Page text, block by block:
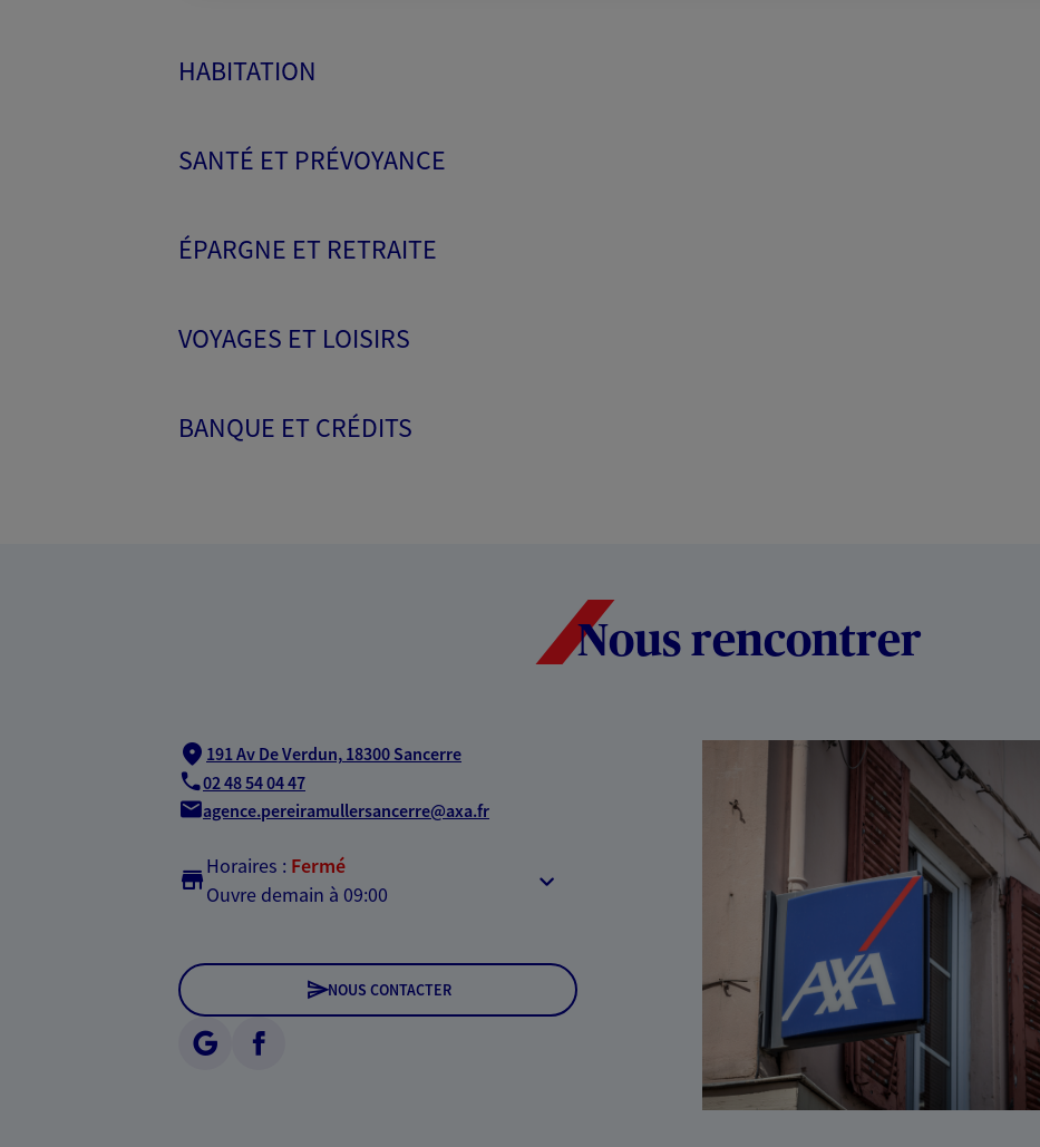
HABITATION
SANTÉ ET PRÉVOYANCE
ÉPARGNE ET RETRAITE
VOYAGES ET LOISIRS
BANQUE ET CRÉDITS
Nous rencontrer
191 Av De Verdun, 18300 Sancerre
02 48 54 04 47
agence.pereiramullersancerre@axa.fr
Horaires : Fermé
Ouvre demain à 09:00
NOUS CONTACTER